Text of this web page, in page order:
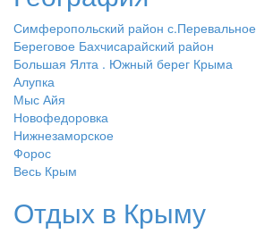
Симферопольский район с.Перевальное
Береговое Бахчисарайский район
Большая Ялта . Южный берег Крыма
Алупка
Мыс Айя
Новофедоровка
Нижнезаморское
Форос
Весь Крым
Отдых в Крыму